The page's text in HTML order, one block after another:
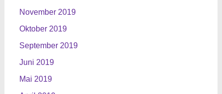
November 2019
Oktober 2019
September 2019
Juni 2019
Mai 2019